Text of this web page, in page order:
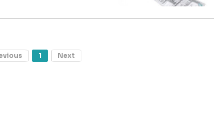
1 Next